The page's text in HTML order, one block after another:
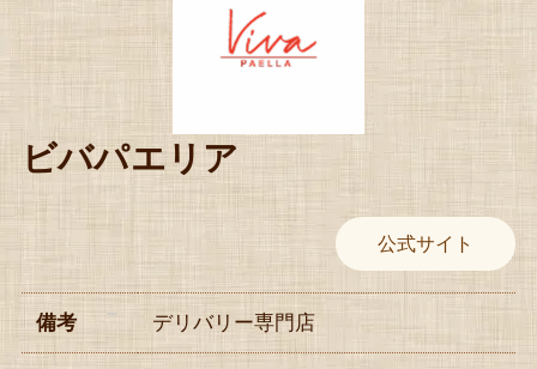
ビバパエリア
公式サイト
備考 デリバリー専門店